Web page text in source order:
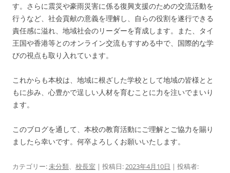
す。さらに震災や豪雨災害に係る復興支援のための交流活動を
行うなど、社会貢献の意義を理解し、自らの役割を遂行できる
責任感に溢れ、地域社会のリーダーを育成します。また、タイ
王国や香港等とのオンライン交流もすすめる中で、国際的な学
びの視点も取り入れています。
これからも本校は、地域に根ざした学校として地域の皆様とと
もに歩み、心豊かで逞しい人材を育むことに力を注いでまいり
ます。
このブログを通して、本校の教育活動にご理解とご協力を賜り
ましたら幸いです。何卒よろしくお願いいたします。
カテゴリー:未分類、 校長室 | 投稿日:2023年4月10日 | 投稿者: